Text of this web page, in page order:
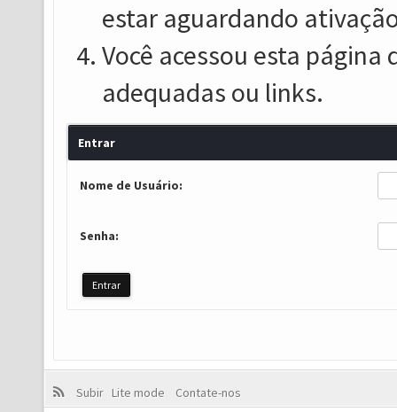
estar aguardando
Você acessou esta
adequadas ou links.
Entrar
Nome de Usuário:
Senha:
Subir Lite mode
Contate-nos